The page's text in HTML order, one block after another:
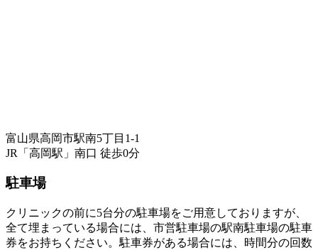
富山県高岡市駅南5丁目1-1
JR「高岡駅」南口 徒歩0分
駐車場
クリニックの前に5台分の駐車場をご用意しておりますが、
全て埋まっている場合には、市営駐車場の駅南駐車場の駐車
券をお持ちください。駐車券がある場合には、時間分の回数